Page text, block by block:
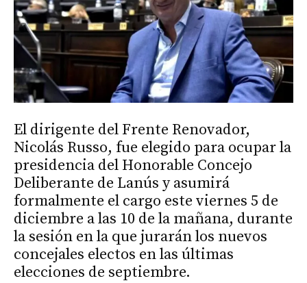
El dirigente del Frente Renovador,
Nicolás Russo, fue elegido para ocupar la
presidencia del Honorable Concejo
Deliberante de Lanús y asumirá
formalmente el cargo este viernes 5 de
diciembre a las 10 de la mañana, durante
la sesión en la que jurarán los nuevos
concejales electos en las últimas
elecciones de septiembre.